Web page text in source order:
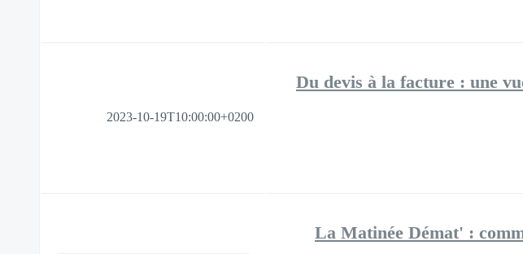
[GED avec DocuWare] - Du devis à la
2023-10-19T10:00:00+0200
[GED] - La Matinée Démat' :